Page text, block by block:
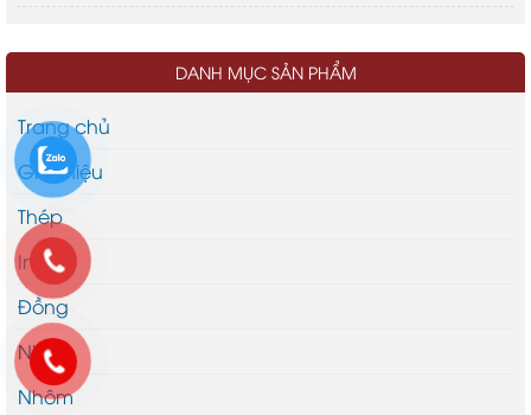
DANH MỤC SẢN PHẨM
Trang chủ
Giới thiệu
Thép
Inox
Đồng
Niken
Nhôm